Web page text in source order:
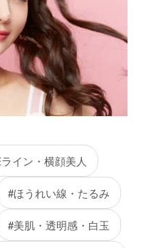
イン・横顔美人
#ほうれい線・たるみ
#美肌・透明感・白玉